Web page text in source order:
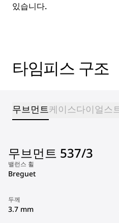
있습니다.
타임피스 구조
무브먼트케이스다이얼스
무브먼트 537/3
밸런스 휠
Breguet
두께
3.7 mm